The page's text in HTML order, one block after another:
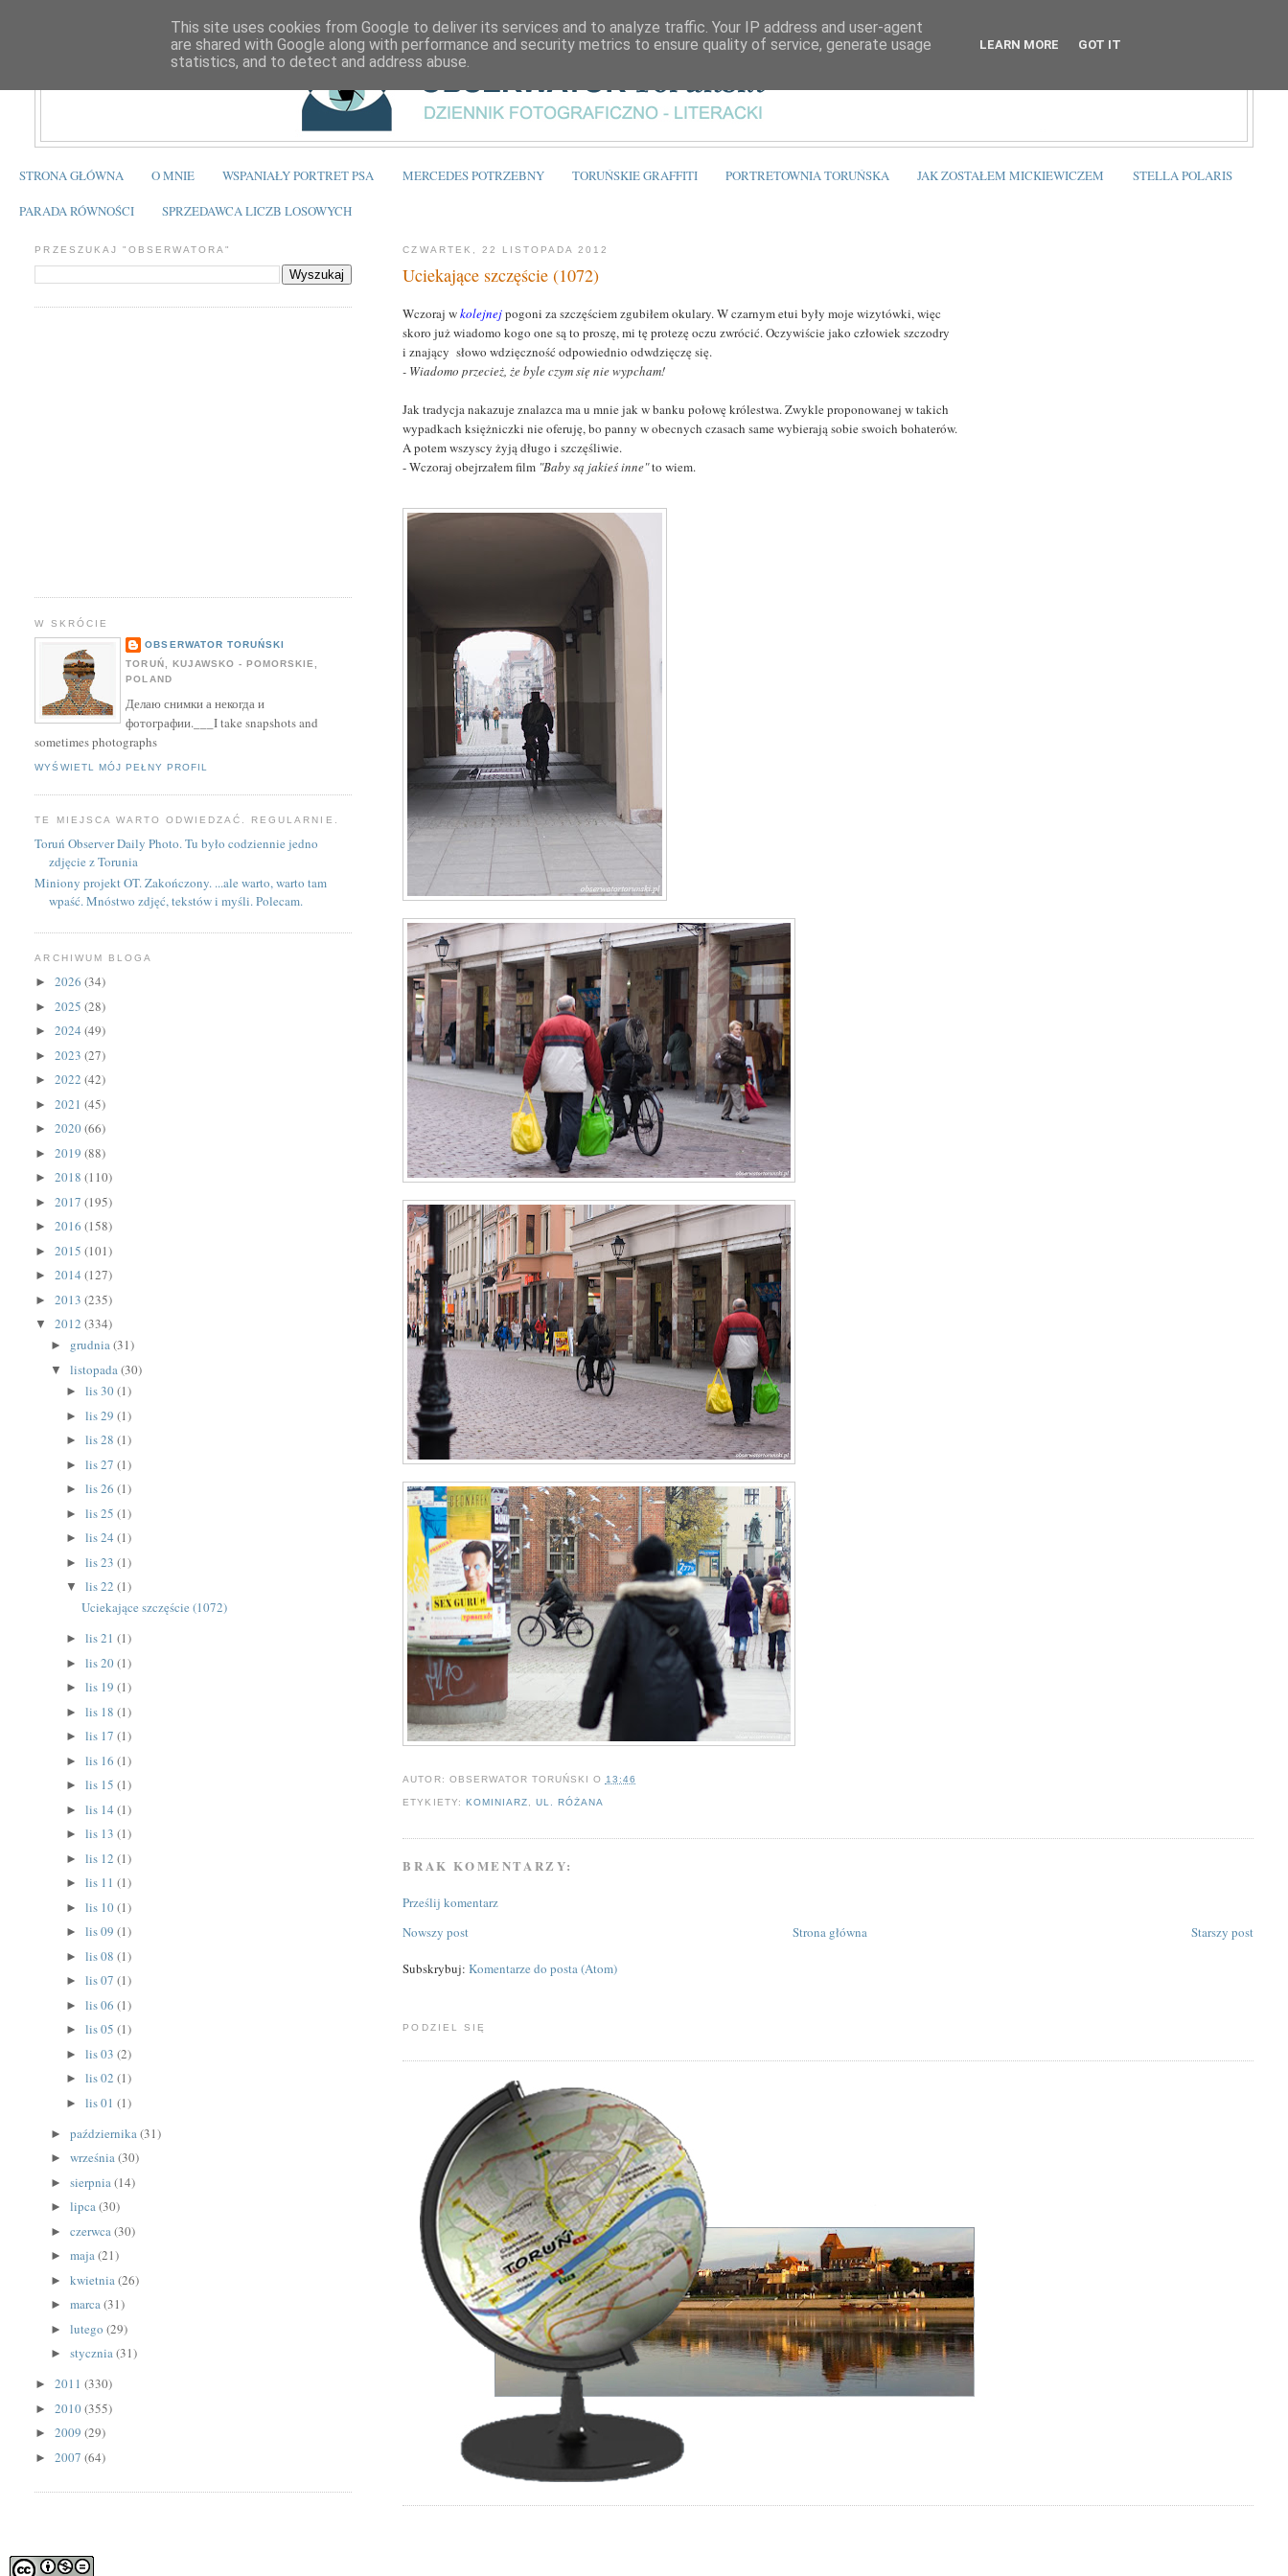
STRONA GŁÓWNA O MNIE WSPANIAŁY PORTRET PSA MERCEDES POTRZEBNY TORUŃSKIE GRAFFITI PORTRETOWNIA TORUŃSKA JAK ZOSTAŁEM MICKIEWICZEM STELLA POLARIS
PARADA RÓWNOŚCI SPRZEDAWCA LICZB LOSOWYCH
CZWARTEK, 22 LISTOPADA 2012
Uciekające szczęście (1072)
Wczoraj wkolejnejpogoni za szczęściem zgubiłem okulary. W czarnym etui były moje wizytówki, więc
skoro jużwiadomo kogo one są to proszę, mi tę protezę oczu zwrócić. Oczywiście jako człowiek szczodry
i znający słowo wdzięczność odpowiednio odwdzięczę się.
- Wiadomo przecież, że byle czym się nie wypcham!
Jak tradycja nakazuje znalazca ma u mnie jak w banku połowę królestwa. Zwykle proponowanej w takich
wypadkach księżniczki nie oferuję, bo panny w obecnych czasach same wybierają sobie swoich bohaterów.
A potem wszyscy żyją długo i szczęśliwie.
- Wczoraj obejrzałem film "Baby są jakieś inne"to wiem.
AUTOR: OBSERWATOR TORUŃSKI O 13:46
ETYKIETY: KOMINIARZ UL. RÓŻANA
BRAK KOMENTARZY:
Prześlij komentarz
Nowszy post
Starszy post
Strona główna
Subskrybuj:Komentarze do posta (Atom)
PODZIEL SIĘ
PRZESZUKAJ "OBSERWATORA"
W SKRÓCIE
OBSERWATOR TORUŃSKI
TORUŃ, KUJAWSKO - POMORSKIE,
POLAND
Делаю снимки а некогда и
фотографии.___I take snapshots and
sometimes photographs
WYŚWIETL MÓJ PEŁNY PROFIL
TE MIEJSCA WARTO ODWIEDZAĆ. REGULARNIE.
Toruń Observer Daily Photo. Tu było codziennie jedno
zdjęcie z Torunia
Miniony projekt OT. Zakończony. ...ale warto, warto tam
wpaść. Mnóstwo zdjęć, tekstów i myśli. Polecam.
ARCHIWUM BLOGA
►2026(34)
►2025(28)
►2024(49)
►2023(27)
►2022(42)
►2021(45)
►2020(66)
►2019(88)
►2018(110)
►2017(195)
►2016(158)
►2015(101)
►2014(127)
►2013(235)
▼2012(334)
► grudnia(31)
▼listopada(30)
► lis 30(1)
► lis 29 (1)
► lis 28 (1)
► lis 27 (1)
► lis 26 (1)
► lis 25 (1)
► lis 24 (1)
► lis 23 (1)
▼ lis 22 (1)
Uciekające szczęście (1072)
► lis 21 (1)
► lis 20(1)
► lis 19 (1)
► lis 18 (1)
► lis 17 (1)
► lis 16 (1)
► lis 15 (1)
► lis 14 (1)
► lis 13 (1)
► lis 12 (1)
► lis 11 (1)
► lis 10(1)
► lis 09 (1)
► lis 08 (1)
► lis 07 (1)
► lis 06 (1)
► lis 05 (1)
► lis 03 (2)
► lis 02 (1)
► lis 01 (1)
►października(31)
►września(30)
►sierpnia(14)
►lipca(30)
►czerwca(30)
►maja(21)
►kwietnia(26)
►marca(31)
►lutego(29)
►stycznia(31)
►2011(330)
►2010(355)
►2009(29)
►2007(64)
This site uses cookies from Google to deliver its services and to analyze traffic. Your IP address and user-agent
are shared with Google along with performance and security metrics to ensure quality of service, generate usage
statistics, and to detect and address abuse.
LEARN MORE GOT IT